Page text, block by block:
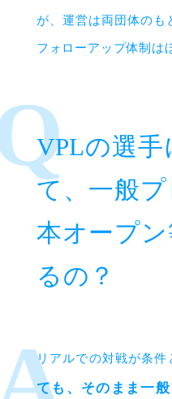
が、運営は両団体のも
フォローアップ体制は
VPLの選手
て、一般
本オープ
るの？
リアルでの対戦が条件
ても、そのまま一